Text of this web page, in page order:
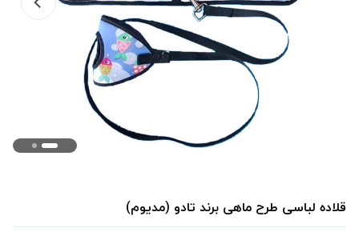
قلاده لباسی طرح ماهی برند تادو (مدیوم)